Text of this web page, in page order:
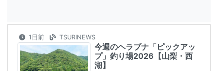
1日前 TSURINEWS
今週のヘラブナ「ピックアッ
プ」釣り場2026【山梨・西
湖】